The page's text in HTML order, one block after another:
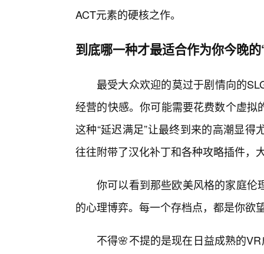
ACT元素的硬核之作。
到底哪一种才最适合作为你今晚
最受大众欢迎的莫过于剧情向的
经营的快感。你可能需要花费数个虚
这种“延迟满足”让最终到来的高潮显
往往附带了汉化补丁和各种攻略插件，
你可以看到那些欧美风格的家庭伦
的心理博弈。每一个存档点，都是你欲
不得🌸不提的是现在日益成熟的